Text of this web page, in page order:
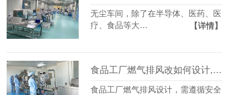
无尘车间，除了在半导体、医药、医
疗、食品等大…
【详情】
食品工厂燃气排风改如何设计,有什么注意点？
食品工厂燃气排风设计，需遵循安全